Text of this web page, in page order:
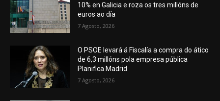
10% en Galicia e roza os tres millóns de
euros ao día
7 Agosto, 2026
O PSOE levará á Fiscalía a compra do ático
de 6,3 millóns pola empresa pública
Planifica Madrid
7 Agosto, 2026